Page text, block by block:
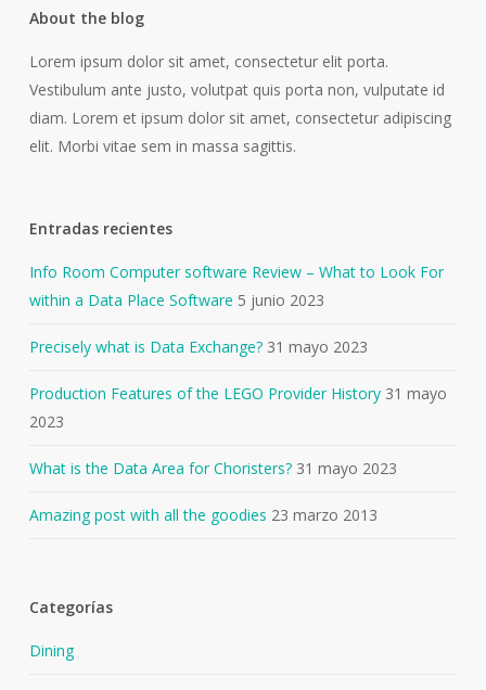
About the blog
Lorem ipsum dolor sit amet, consectetur elit porta.
Vestibulum ante justo, volutpat quis porta non, vulputate id
diam. Lorem et ipsum dolor sit amet, consectetur adipiscing
elit. Morbi vitae sem in massa sagittis.
Entradas recientes
Info Room Computer software Review – What to Look For
within a Data Place Software 5 junio 2023
Precisely what is Data Exchange? 31 mayo 2023
Production Features of the LEGO Provider History 31 mayo
2023
What is the Data Area for Choristers? 31 mayo 2023
Amazing post with all the goodies 23 marzo 2013
Categorías
Dining